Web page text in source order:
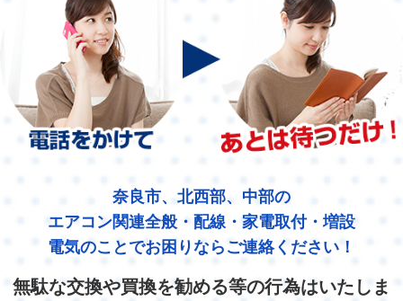
奈良市、北西部、中部の
エアコン関連全般・配線・家電取付・増設
電気のことでお困りならご連絡ください！
無駄な交換や買換を勧める等の行為はいたしま